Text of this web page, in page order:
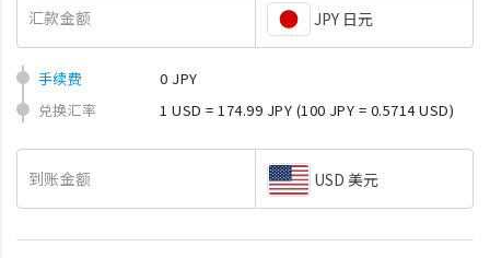
汇款金额 JPY 日元
手续费
0 JPY
兑换汇率
1 USD = 174.99 JPY (100 JPY = 0.5714 USD)
到账金额 USD 美元